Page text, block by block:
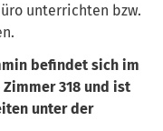
unterrichten bzw.
befindet sich im
318 und ist
unter der